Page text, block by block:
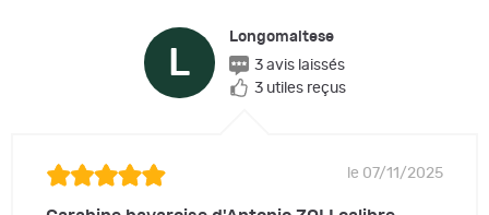
L
Longomaltese
3 avis laissés
3 utiles reçus
le 07/11/2025